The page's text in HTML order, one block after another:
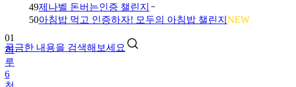
49제나벨 돈버는인증 챌린지
50아침밥 먹고 인증하자! 모두의 아침밥 챌린지 NEW
궁금한 내용을 검색해보세요
루
6
천
보